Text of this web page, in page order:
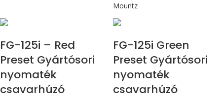
Mountz
FG-125i – Red
Preset Gyártósori
nyomaték
csavarhúzó
FG-125i Green
Preset Gyártósori
nyomaték
csavarhúzó